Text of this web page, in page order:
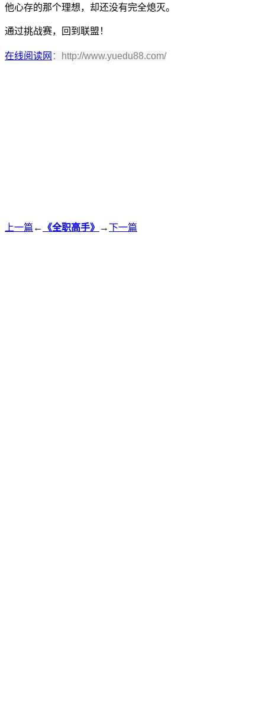
他心存的那个理想，却还没有完全熄灭。
通过挑战赛，回到联盟！
在线阅读网 ：http://www.yuedu88.com/
上一篇 ← 《全职高手》 →下一篇